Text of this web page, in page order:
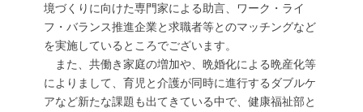
境づくりに向けた専門家による助言、ワーク・ライ
フ・バランス推進企業と求職者等とのマッチングなど
を実施しているところでございます。
また、共働き家庭の増加や、晩婚化による晩産化等
によりまして、育児と介護が同時に進行するダブルケ
アなど新たな課題も出てきている中で、健康福祉部と